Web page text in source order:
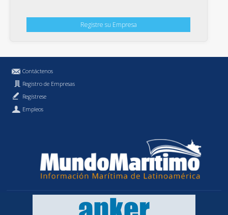
Registre su Empresa
Contáctenos
Registro de Empresas
Regístrese
Empleos
Política de Privacidad
MundoMaritimo.cl es una marca registrada de MundoMaritimo Ltda.